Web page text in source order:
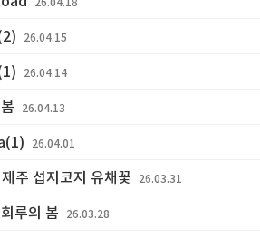
26.04.18
26.04.15
26.04.14
26.04.13
26.04.01
주 섭지코지 유채꽃 26.03.31
루의 봄 26.03.28